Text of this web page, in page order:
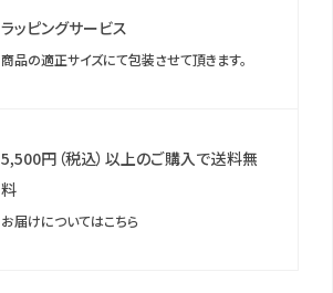
ラッピングサービス
商品の適正サイズにて包装させて頂きます。
5,500円（税込）以上のご購入で送料無
料
お届けについてはこちら